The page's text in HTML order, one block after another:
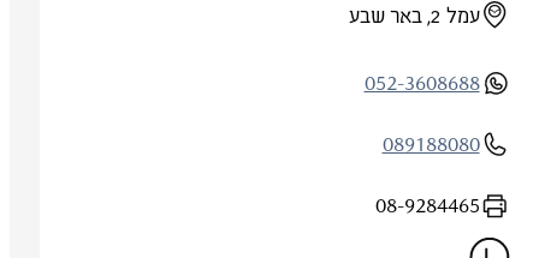
עמל 2, באר שבע
052-3608688
089188080
08-9284465